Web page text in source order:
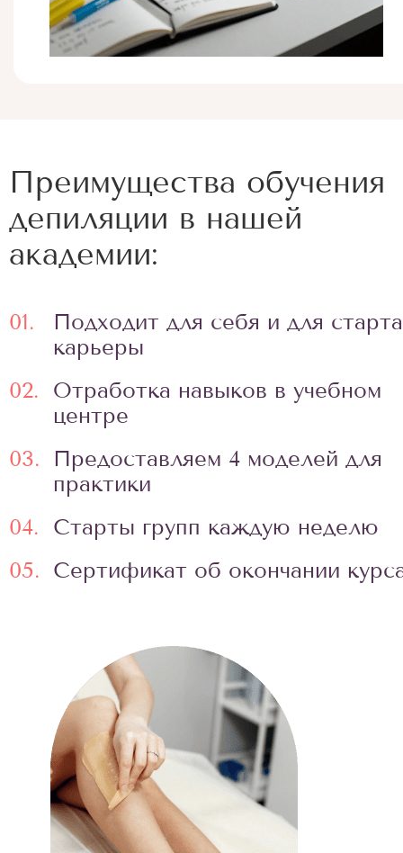
Преимущества обучения
депиляции в нашей
академии:
01.
Подходит для себя и для старта
карьеры
02.
Отработка навыков в учебном
центре
03.
Предоставляем 4 моделей для
практики
04.
Старты групп каждую неделю
05. Сертификат об окончании